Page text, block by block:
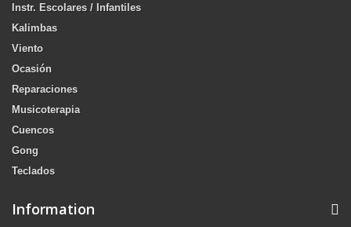
Instr. Escolares / Infantiles
Kalimbas
Viento
Ocasión
Reparaciones
Musicoterapia
Cuencos
Gong
Teclados
Information